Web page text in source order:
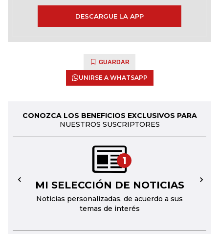
DESCARGUE LA APP
GUARDAR
UNIRSE A WHATSAPP
CONOZCA LOS BENEFICIOS EXCLUSIVOS PARA
NUESTROS SUSCRIPTORES
1
MI SELECCIÓN DE NOTICIAS
Noticias personalizadas, de acuerdo a sus
temas de interés
← →